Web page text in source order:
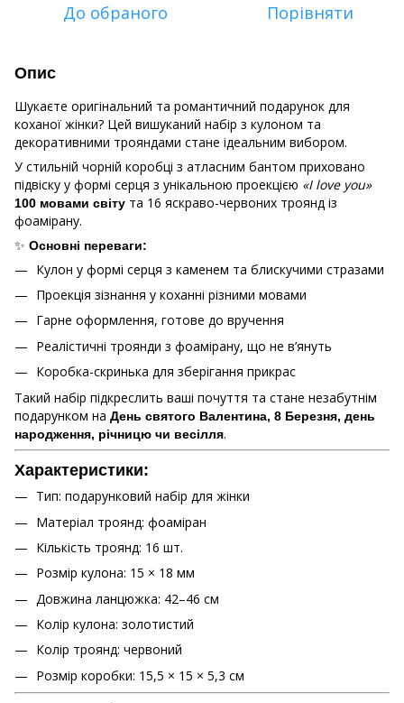
До обраного Порівняти
Опис
Шукаєте оригінальний та романтичний подарунок для
коханої жінки? Цей вишуканий набір з кулоном та
декоративними трояндами стане ідеальним вибором.
У стильній чорній коробці з атласним бантом приховано
підвіску у формі серця з унікальною проекцією «I love you»
100 мовами світу та 16 яскраво-червоних троянд із
фоамірану.
✨ Основні переваги:
Кулон у формі серця з каменем та блискучими стразами
Проекція зізнання у коханні різними мовами
Гарне оформлення, готове до вручення
Реалістичні троянди з фоамірану, що не в’януть
Коробка-скринька для зберігання прикрас
Такий набір підкреслить ваші почуття та стане незабутнім
подарунком на День святого Валентина, 8 Березня, день
народження, річницю чи весілля.
Характеристики:
Тип: подарунковий набір для жінки
Матеріал троянд: фоаміран
Кількість троянд: 16 шт.
Розмір кулона: 15 × 18 мм
Довжина ланцюжка: 42–46 см
Колір кулона: золотистий
Колір троянд: червоний
Розмір коробки: 15,5 × 15 × 5,3 см